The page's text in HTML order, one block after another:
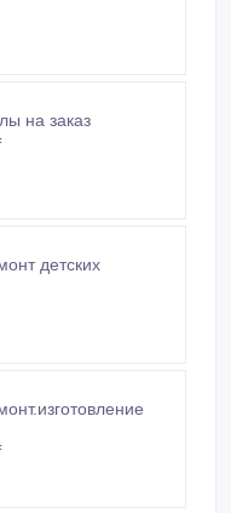
на заказ
детских